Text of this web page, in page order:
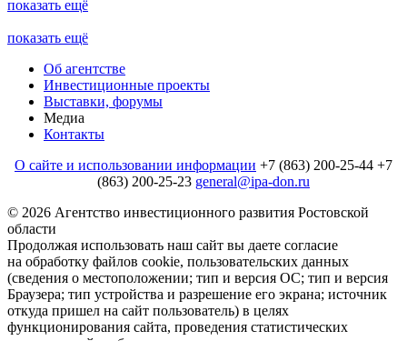
показать ещё
показать ещё
Об агентстве
Инвестиционные проекты
Выставки, форумы
Медиа
Контакты
О сайте и использовании информации +7 (863) 200-25-44 +7
(863) 200-25-23 general@ipa-don.ru
© 2026 Агентство инвестиционного развития Ростовской
области
Продолжая использовать наш сайт вы даете согласие
на обработку файлов cookie, пользовательских данных
(сведения о местоположении; тип и версия ОС; тип и версия
Браузера; тип устройства и разрешение его экрана; источник
откуда пришел на сайт пользователь) в целях
функционирования сайта, проведения статистических